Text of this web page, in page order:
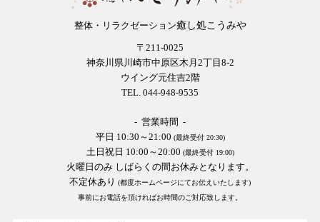
整体・リラクゼーション癒し処こうみや
〒211-0025
神奈川県川崎市中原区木月2丁目8-2
ウイング元住吉2階
TEL. 044-948-9535
- 営業時間 -
平日 10:30～21:00 (最終受付 20:30)
土日祝日 10:00～20:00 (最終受付 19:00)
火曜日のみ しばらくの間お休みとなります。
不定休あり (都度ホームページにてお伝えいたします)
事前にお電話を頂ければお時間のご対応致します。